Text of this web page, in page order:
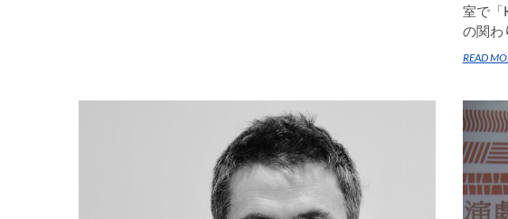
室で「
の関わ
READ